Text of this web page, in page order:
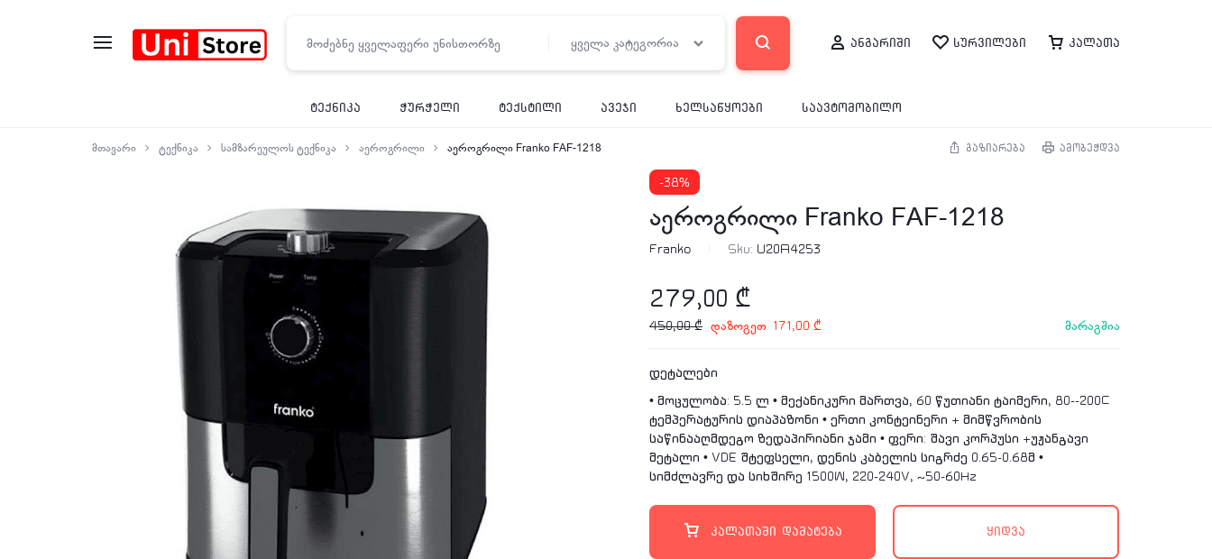
ყველა კატეგორია ანგარიში სურვილები კალათა
ტექნიკა ჭურჭელი ტექსტილი ავეჯი ხელსაწყოები საავტომობილო
მთავარი ტექნიკა სამზარეულოს ტექნიკა აეროგრილი აეროგრილი Franko FAF-1218 გაზიარება ამობეჭდვა
-38%
აეროგრილი Franko FAF-1218
Franko Sku: U20A4253
279,00 ₾
450,00₾ დაზოგეთ 171,00₾ მარაგშია
დეტალები
• მოცულობა: 5.5 ლ • მექანიკური მართვა, 60 წუთიანი ტაიმერი, 80--200C
ტემპერატურის დიაპაზონი • ერთი კონტეინერი + მიმწვრობის
საწინააღმდეგო ზედაპირიანი ჯამი • ფერი: შავი კორპუსი +უჟანგავი
მეტალი • VDE შტეფსელი, დენის კაბელის სიგრძე 0.65-0.68მ •
სიმძლავრე და სიხშირე 1500W, 220-240V, ~50-60Hz
კალათაში დამატება ყიდვა